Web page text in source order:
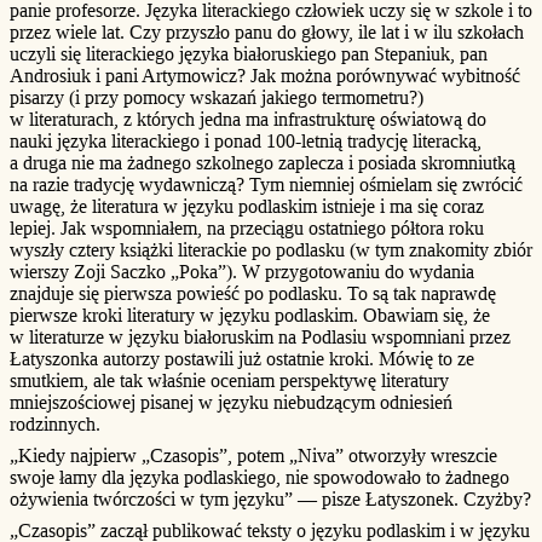
panie profesorze. Języka literackiego człowiek uczy się w szkole i to
przez wiele lat. Czy przyszło panu do głowy, ile lat i w ilu szkołach
uczyli się literackiego języka białoruskiego pan Stepaniuk, pan
Androsiuk i pani Artymowicz? Jak można porównywać wybitność
pisarzy (i przy pomocy wskazań jakiego termometru?)
w literaturach, z których jedna ma infrastrukturę oświatową do
nauki języka literackiego i ponad 100-letnią tradycję literacką,
a druga nie ma żadnego szkolnego zaplecza i posiada skromniutką
na razie tradycję wydawniczą? Tym niemniej ośmielam się zwrócić
uwagę, że literatura w języku podlaskim istnieje i ma się coraz
lepiej. Jak wspomniałem, na przeciągu ostatniego półtora roku
wyszły cztery książki literackie po podlasku (w tym znakomity zbiór
wierszy Zoji Saczko „Poka”). W przygotowaniu do wydania
znajduje się pierwsza powieść po podlasku. To są tak naprawdę
pierwsze kroki literatury w języku podlaskim. Obawiam się, że
w literaturze w języku białoruskim na Podlasiu wspomniani przez
Łatyszonka autorzy postawili już ostatnie kroki. Mówię to ze
smutkiem, ale tak właśnie oceniam perspektywę literatury
mniejszościowej pisanej w języku niebudzącym odniesień
rodzinnych.
„Kiedy najpierw „Czasopis”, potem „Niva” otworzyły wreszcie
swoje łamy dla języka podlaskiego, nie spowodowało to żadnego
ożywienia twórczości w tym języku” — pisze Łatyszonek. Czyżby?
„Czasopis” zaczął publikować teksty o języku podlaskim i w języku